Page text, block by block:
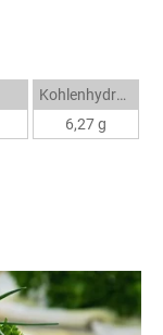
Kohlenhydrate
6,27 g